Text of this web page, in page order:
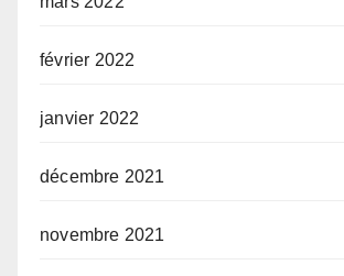
février 2022
janvier 2022
décembre 2021
novembre 2021